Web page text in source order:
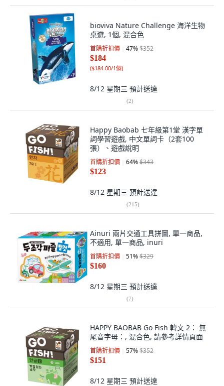
bioviva Nature Challenge 海洋生物
桌遊, 1個, 混合色
首購折扣價 47%$352
$184
($184.00/1個)
8/12 星期三 預計送達
(2)
Happy Baobab 七年級第1堂 漢字單
詞學習遊戲, 中文單詞卡（2套100
張）、遊戲說明
首購折扣價 64%$343
$123
8/12 星期三 預計送達
(215)
Ainuri 兩片交通工具拼圖, 單一商品,
不適用, 單一商品, inuri
首購折扣價 51%$329
$160
8/12 星期三 預計送達
(7)
HAPPY BAOBAB Go Fish 韓文 2： 無
尾音字母：, 混合色, 請參考詳情頁面
首購折扣價 57%$352
$151
8/12 星期三 預計送達